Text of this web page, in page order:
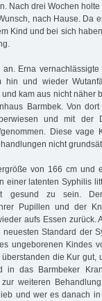
Nach drei Wochen
nach Hause. Da
Kind und bei sich
Erna
und wieder
kam aus nicht näher
Barmbek. Von
und mit der
Diese vage
nicht
von 166 cm und
einer latenten Syphilis
gesund zu sein. Der
Pupillen und der
aufs Essen zurück.
Standard der
ungeborenen Kindes
die Kur gut,
in das Barmbeker
weiteren
und wer es danach